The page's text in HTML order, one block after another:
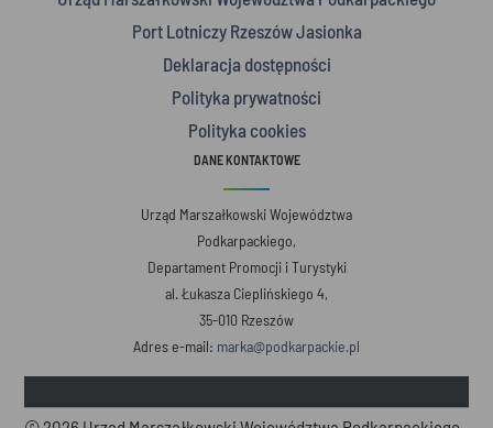
Port Lotniczy Rzeszów Jasionka
Deklaracja dostępności
Polityka prywatności
Polityka cookies
DANE KONTAKTOWE
Urząd Marszałkowski Województwa
Podkarpackiego,
Departament Promocji i Turystyki
al. Łukasza Cieplińskiego 4,
35-010 Rzeszów
Adres e-mail: marka@podkarpackie.pl